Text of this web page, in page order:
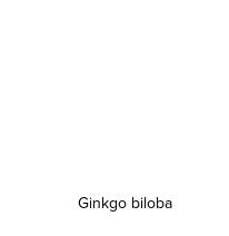
Ginkgo biloba